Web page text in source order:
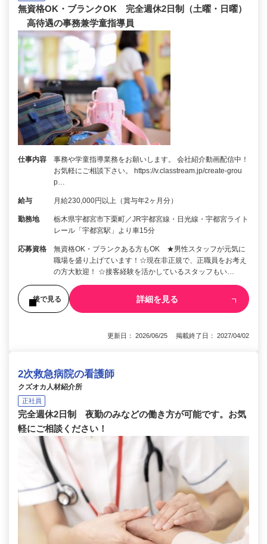
無資格OK・ブランクOK 完全週休2日制（土曜・日曜）
高待遇の事務兼学童指導員
仕事内容
事務や学童指導業務をお願いします。 会社紹介動画配信中！
お気軽にご相談下さい。 https://v.classtream.jp/create-grou
p…
給与 月給230,000円以上（賞与年2ヶ月分）
勤務地
栃木県宇都宮市下栗町／JR宇都宮線・日光線・宇都宮ライト
レール「宇都宮駅」より車15分
応募資格
無資格OK・ブランクある方もOK ★男性スタッフが元気に
職場を盛り上げています！☆現在非正規で、正職員をお考え
の方大歓迎！ ☆接客経験を活かしているスタッフもい…
後で見る 詳細を見る
更新日： 2026/06/25 掲載終了日： 2027/04/02
2次救急病院の看護師
クズオカ人材紹介所
正社員
完全週休2日制 夜勤のみなどの働き方が可能です。お気
軽にご相談ください！